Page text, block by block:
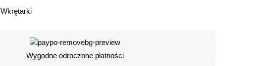
Wkrętarki
Wygodne odroczone płatności